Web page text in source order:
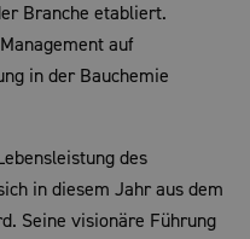
Branche etabliert.
auf
in der Bauchemie
des
in diesem Jahr aus dem
Seine visionäre Führung